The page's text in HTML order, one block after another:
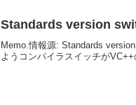
Standards version
Memo.情報源: Standards
ようコンパイラスイッチが